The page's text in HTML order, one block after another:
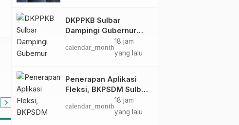
DKPPKB Sulbar
Dampingi Gubernur
Terima Audiensi
Kepala Rumah Sakit
calendar_month
18 jam
yang lalu
Penerapan Aplikasi
Fleksi, BKPSDM Sulbar
Dorong Transformasi
Digital Sistem
calendar_month
18 jam
yang lalu